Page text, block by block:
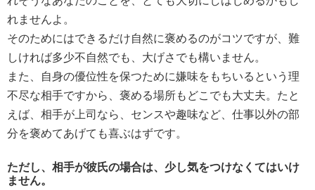
れませんよ。
そのためにはできるだけ自然に褒めるのがコツですが、難
しければ多少不自然でも、大げさでも構いません。
また、自身の優位性を保つために嫌味をもちいるという理
不尽な相手ですから、褒める場所もどこでも大丈夫。たと
えば、相手が上司なら、センスや趣味など、仕事以外の部
分を褒めてあげても喜ぶはずです。
ただし、相手が彼氏の場合は、少し気をつけなくてはいけ
ません。